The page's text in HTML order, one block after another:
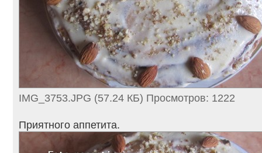
IMG_3753.JPG (57.24 КБ) Просмотров: 1222
Приятного аппетита.